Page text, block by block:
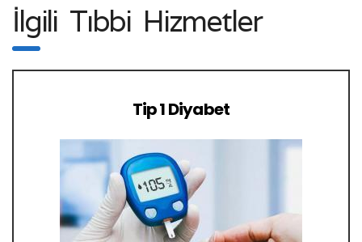
İlgili Tıbbi Hizmetler
Tip 1 Diyabet